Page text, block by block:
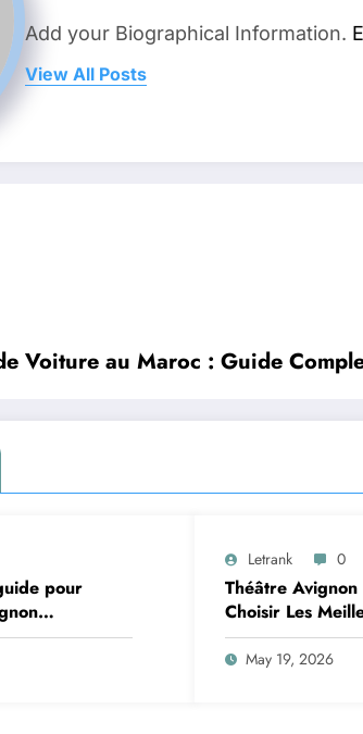
Add your Biographical Information.
View All Posts
Voiture au Maroc : Guide
pour
Letrank 0
Théâtre
Choisir Les
Festival Off
May 19, 2026